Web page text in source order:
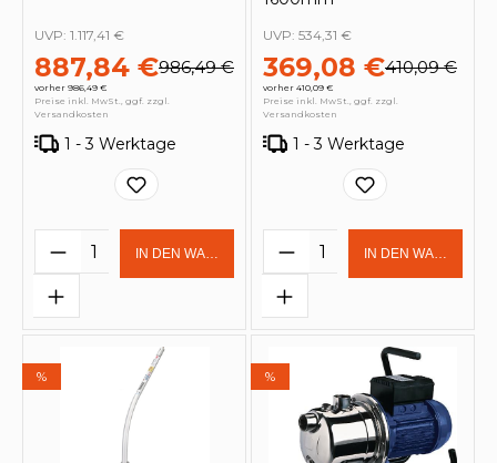
887,84 €986,49 €
vorher 986,49 €
UVP: 1.117,41 €
Preise inkl. MwSt., ggf. zzgl.
Versandkosten
1 - 3 Werktage
Produkt Anzahl: Gib den
IN DEN WARENKORB
369,08 €410,09 €
vorher 410,09 €
UVP: 534,31 €
Preise inkl. MwSt., ggf. zzgl.
Versandkosten
1 - 3 Werktage
Produkt Anzahl:
IN DEN
% %